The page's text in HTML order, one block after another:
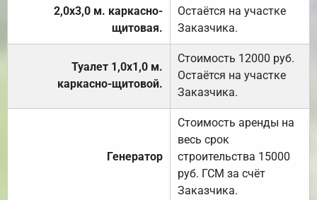
2,0х3,0 м. каркасно-
щитовая.
Остаётся на участке
Заказчика.
Туалет 1,0х1,0 м.
каркасно-щитовой.
Стоимость 12000 руб.
Остаётся на участке
Заказчика.
Генератор
Стоимость аренды на
весь срок
строительства 15000
руб. ГСМ за счёт
Заказчика.